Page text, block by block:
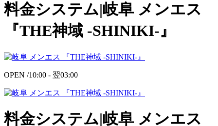
料金システム|岐阜 メンエス
『THE神域 -SHINIKI-』
OPEN /10:00 - 翌03:00
料金システム|岐阜 メンエス